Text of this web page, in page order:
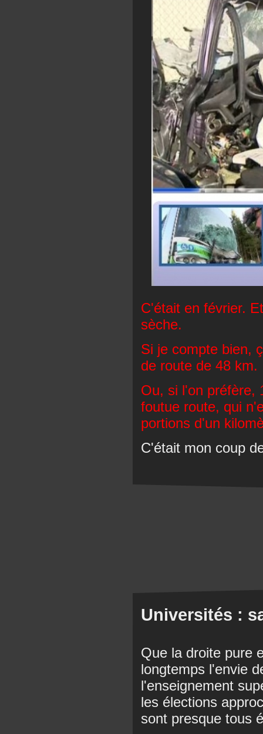
C'était en février.
sèche.
Si je compte bien,
de route de 48 km.
Ou, si l'on préfère,
foutue route, qui
portions d'un
C'était mon coup
Universités :
Que la droite pure
longtemps l'envie
l'enseignement
les élections
sont presque tous